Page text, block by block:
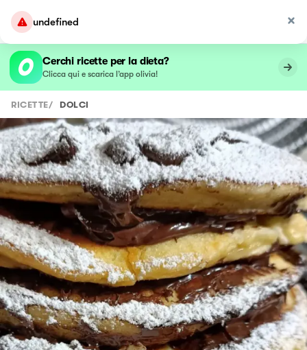
undefined
Cerchi ricette per la dieta?
Clicca qui e scarica l’app olivia!
RICETTE/ DOLCI